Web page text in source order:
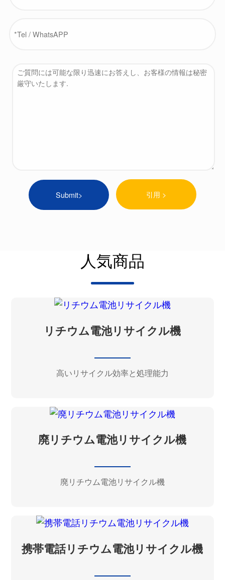
引用 >
人気商品
リチウム電池リサイクル機
高いリサイクル効率と処理能力
廃リチウム電池リサイクル機
廃リチウム電池リサイクル機
携帯電話リチウム電池リサイクル機